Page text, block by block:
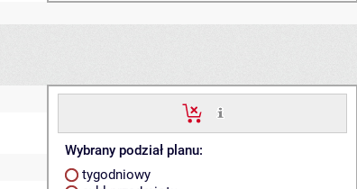
Wybrany podział planu:
tygodniowy